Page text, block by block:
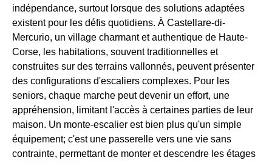
indépendance, surtout lorsque des solutions adaptées
existent pour les défis quotidiens. À Castellare-di-
Mercurio, un village charmant et authentique de Haute-
Corse, les habitations, souvent traditionnelles et
construites sur des terrains vallonnés, peuvent présenter
des configurations d'escaliers complexes. Pour les
seniors, chaque marche peut devenir un effort, une
appréhension, limitant l'accès à certaines parties de leur
maison. Un monte-escalier est bien plus qu'un simple
équipement; c'est une passerelle vers une vie sans
contrainte, permettant de monter et descendre les étages